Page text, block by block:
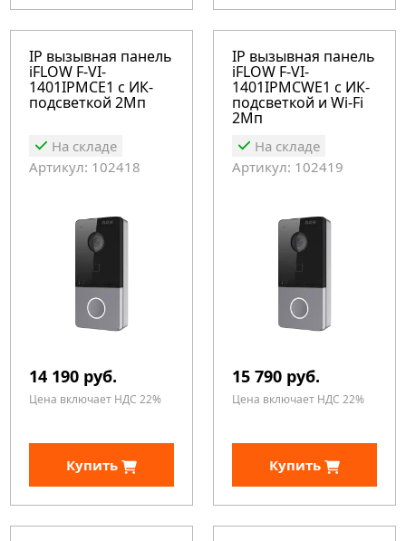
IP вызывная панель
iFLOW F-VI-
1401IPMCE1 с ИК-
подсветкой 2Мп
На складе
Артикул: 102418
14 190 руб.
Цена включает НДС 22%
Купить
IP вызывная панель
iFLOW F-VI-
1401IPMCWE1 с ИК-
подсветкой и Wi-Fi
2Мп
На складе
Артикул: 102419
15 790 руб.
Цена включает НДС 22%
Купить